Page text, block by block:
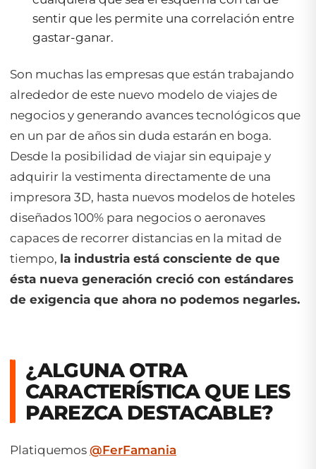
sentir que les permite una correlación entre
gastar-ganar.
Son muchas las empresas que están trabajando
alrededor de este nuevo modelo de viajes de
negocios y generando avances tecnológicos que
en un par de años sin duda estarán en boga.
Desde la posibilidad de viajar sin equipaje y
adquirir la vestimenta directamente de una
impresora 3D, hasta nuevos modelos de hoteles
diseñados 100% para negocios o aeronaves
capaces de recorrer distancias en la mitad de
tiempo, la industria está consciente de que
ésta nueva generación creció con estándares
de exigencia que ahora no podemos negarles.
¿ALGUNA OTRA
CARACTERÍSTICA QUE LES
PAREZCA DESTACABLE?
Platiquemos @FerFamania